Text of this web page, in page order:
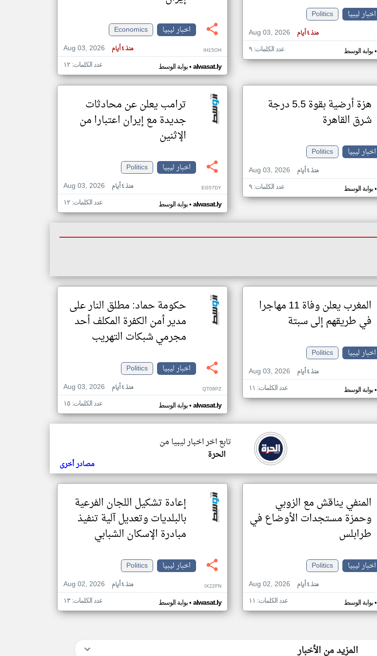
مصادر الأخبار من ليبيا
اخبار ليبيا على مدار الساعة
أهم اخبار ليبيا العاجلة والمباشرة
اخبار ليبيا
Politics
Aug 03, 2026
منذ ٤ أيام
بوابة الوسط• عدد الكلمات: ٩
اخبار ليبيا
Economics
Aug 03, 2026
منذ ٤ أيام IH15OH
بوابة الوسط• alwasat.ly عدد الكلمات: ١٢
هزة أرضية بقوة 5.5 درجة
شرق القاهرة
اخبار ليبيا
Politics
Aug 03, 2026
منذ ٤ أيام
بوابة الوسط• عدد الكلمات: ٩
ترامب يعلن عن محادثات
جديدة مع إيران اعتبارا من
الإثنين
اخبار ليبيا
Politics
Aug 03, 2026
منذ ٤ أيام EG57DY
بوابة الوسط• alwasat.ly عدد الكلمات: ١٢
المغرب يعلن وفاة 11 مهاجرا
في طريقهم إلى سبتة
اخبار ليبيا
Politics
Aug 03, 2026
منذ ٤ أيام
بوابة الوسط• عدد الكلمات: ١١
حكومة حماد: مطلق النار على
مدير أمن الكفرة المكلف أحد
مجرمي شبكات التهريب
اخبار ليبيا
Politics
Aug 03, 2026
منذ ٤ أيام QT08PZ
بوابة الوسط• alwasat.ly عدد الكلمات: ١٥
تابع اخر اخبار ليبيا من
الحرة
مصادر أخرى
المنفي يناقش مع الزوبي
وحمزة مستجدات الأوضاع في
طرابلس
اخبار ليبيا
Politics
Aug 02, 2026
منذ ٤ أيام
بوابة الوسط• عدد الكلمات: ١١
إعادة تشكيل اللجان الفرعية
بالبلديات وتعديل آلية تنفيذ
مبادرة الإسكان الشبابي
اخبار ليبيا
Politics
Aug 02, 2026
منذ ٤ أيام IX22FN
بوابة الوسط• alwasat.ly عدد الكلمات: ١٣
المزيد من الأخبار
klyoum.com